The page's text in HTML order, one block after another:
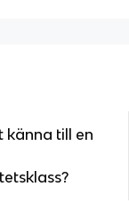
känna till en